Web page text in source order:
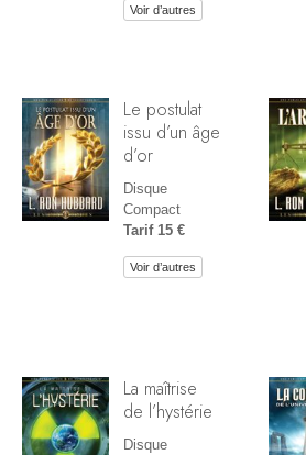
Voir d’autres
Le postulat
issu d’un âge
d’or
Disque
Compact
Tarif 15 €
Voir d’autres
La maîtrise
de l’hystérie
Disque